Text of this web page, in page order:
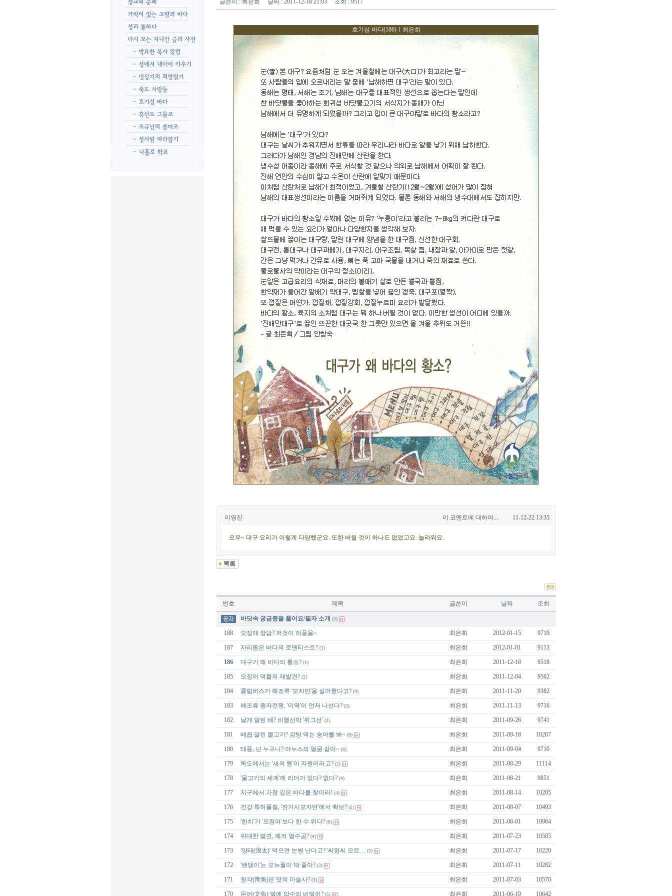
글쓴이 : 최은희 날짜: 2011-12-18 21:03 조회 : 9517
호기심 바다(186)ㅣ최은희
이영진 이 코멘트에 대하여... 11-12-22 13:35
오우~ 대구 요리가 이렇게 다양했군요. 또한 버릴 것이 하나도 없었고요. 놀라워요.
번호 제목 글쓴이 날짜 조회
바닷속 궁금증을 풀어요/필자 소개 (3)
188 오징애 장담? 저것이 허풍을~ 최은희 2012-01-15 9719
187 자리돔은 바다의 로맨티스트? (1) 최은희 2012-01-01 9113
186 대구가 왜 바다의 황소? (1) 최은희 2011-12-18 9518
185 오징어 먹물의 재발견? (2) 최은희 2011-12-04 9562
184 콜럼버스가 해조류 '모자반'을 싫어했다고? (4) 최은희 2011-11-20 9382
183 해조류 종자전쟁, '미역'이 먼저 나선다? (2) 최은희 2011-11-13 9716
182 날개 달린 배? 비행선박 '위그선' (3) 최은희 2011-09-26 9741
181 배꼽 달린 물고기? 감탕 먹는 숭어를 봐~ (6) 최은희 2011-09-18 10267
180 태풍, 넌 누구니? 야누스의 얼굴 같아~ (6) 최은희 2011-09-04 9710
179 독도에서는 '새의 똥'이 자원이라고? (2) 최은희 2011-08-29 11114
178 '물고기의 세계'에 리더가 있다? 없다? (4) 최은희 2011-08-21 9851
177 지구에서 가장 깊은 바다를 찾아라! (4) 최은희 2011-08-14 10205
176 건강 특허물질, '잔가시모자반'에서 확보? (5) 최은희 2011-08-07 10493
175 '한치'가 '오징어'보다 한 수 위다? (6) 최은희 2011-08-01 10964
174 위대한 발견, 해저 열수공? (4) 최은희 2011-07-23 10585
173 '양태(浪太)' 먹으면 눈병 난다고? '씨엄씨 모르… (3) 최은희 2011-07-17 10220
172 '밴댕이'는 오뉴월이 딱 좋아? (3) 최은희 2011-07-11 10282
171 청각(靑角)은 맛의 마술사? (3) 최은희 2011-07-03 10570
170 문어(文魚) 발에 암수의 비밀이? (5) 최은희 2011-06-19 10642